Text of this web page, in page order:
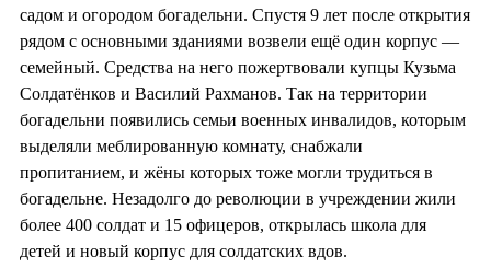
садом и огородом богадельни. Спустя 9 лет после открытия
рядом с основными зданиями возвели ещё один корпус —
семейный. Средства на него пожертвовали купцы Кузьма
Солдатёнков и Василий Рахманов. Так на территории
богадельни появились семьи военных инвалидов, которым
выделяли меблированную комнату, снабжали
пропитанием, и жёны которых тоже могли трудиться в
богадельне. Незадолго до революции в учреждении жили
более 400 солдат и 15 офицеров, открылась школа для
детей и новый корпус для солдатских вдов.